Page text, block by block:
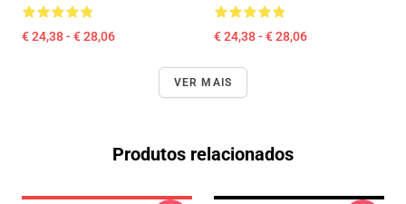
€ 24,38 - € 28,06 € 24,38 - € 28,06
VER MAIS
Produtos relacionados